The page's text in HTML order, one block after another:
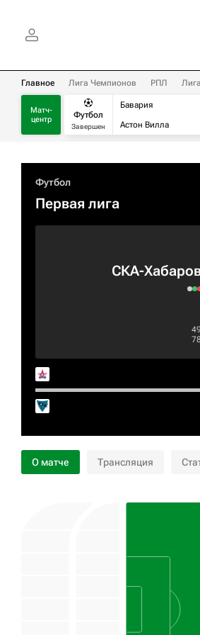
Главное Лига Чемпионов РПЛ
Матч-
центр
Футбол
Завершен
Бавария
Астон Вилла
Футбол
Первая лига
СКА-
О матче Трансляция